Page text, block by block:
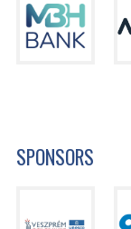
SPONSORS